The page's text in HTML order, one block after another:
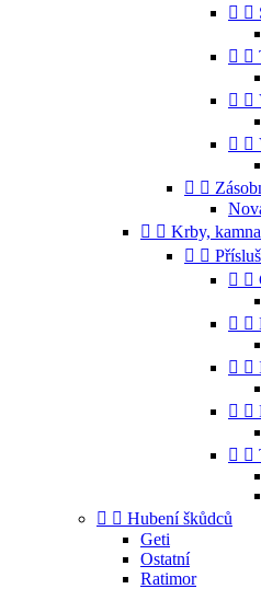
 
 
 
 
 
  Krby, kamna
 
 
 
 
 
 
  Hubení škůdců
Geti
Ostatní
Ratimor